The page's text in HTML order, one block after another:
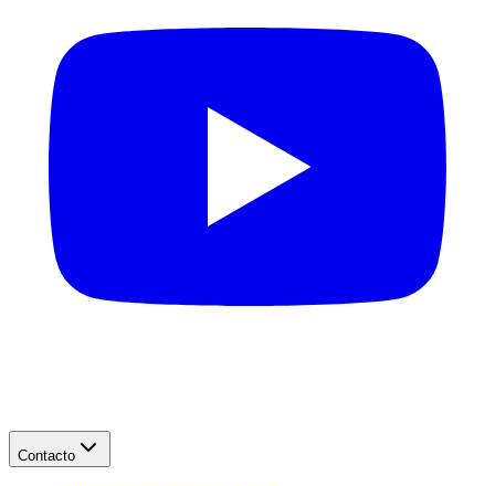
Contacto